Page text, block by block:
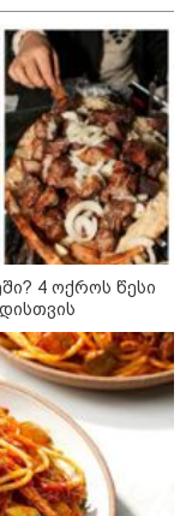
- არა,
რაში გვაწყობს,
ტყვეებში
ომი და
რომელიც
უკრაინის
მასშტაბი
4 ოქროს წესი